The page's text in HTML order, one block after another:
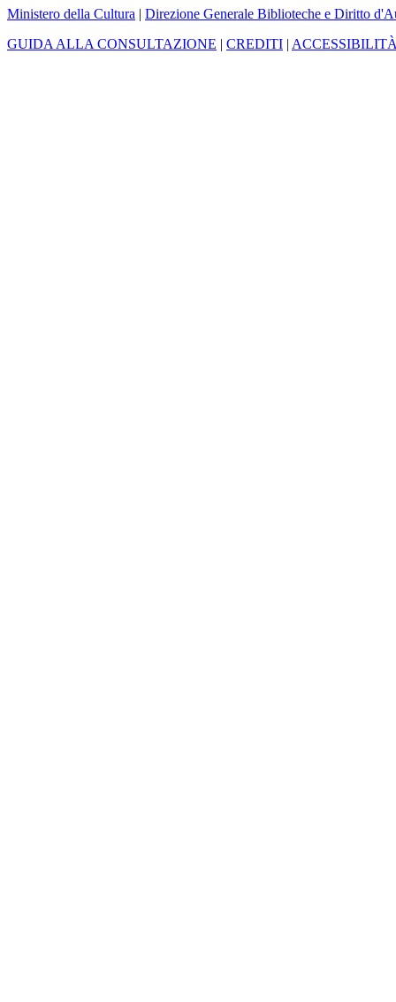
Ministero della Cultura | Direzione Generale Biblioteche e Diritto
GUIDA ALLA CONSULTAZIONE | CREDITI |